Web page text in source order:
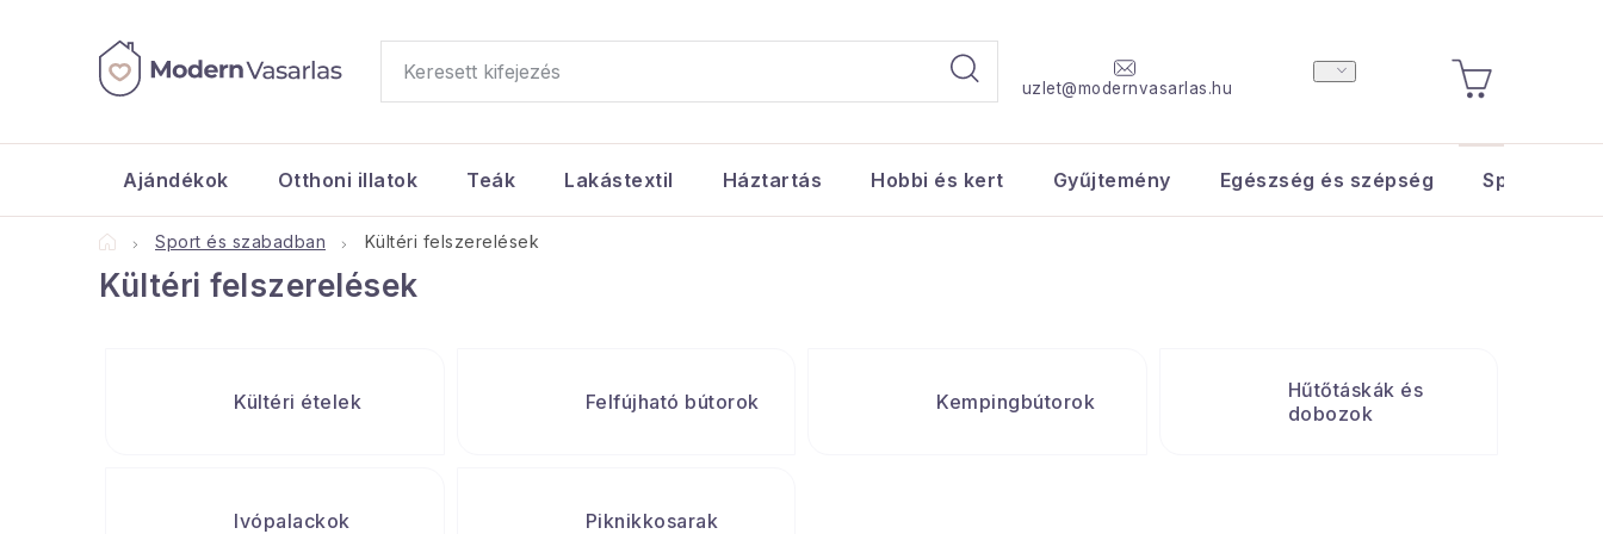
tartalomhoz
uzlet@modernvasarlas.hu
KOSÁR
Ajándékok Otthoni illatok Teák Lakástextil Háztartás Hobbi és kert Gyűjtemény Egészség és szépség Sport és
KezdőlapSport és szabadban Kültéri felszerelések
Kültéri felszerelések
Kültéri ételek Felfújható bútorok Kempingbútorok
Hűtőtáskák és
dobozok
Ivópalackok Piknikkosarak